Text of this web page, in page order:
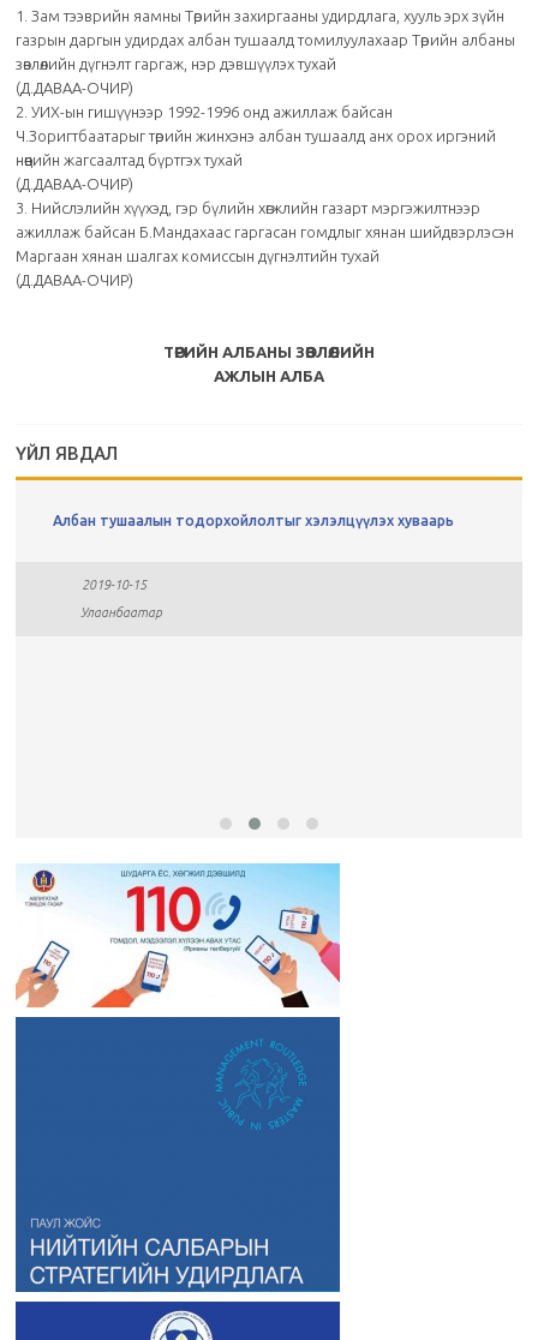
1. Зам тээврийн яамны Төрийн захиргааны удирдлага, хууль эрх зүйн
газрын даргын удирдах албан тушаалд томилуулахаар Төрийн албаны
зөвлөлийн дүгнэлт гаргаж, нэр дэвшүүлэх тухай
(Д.ДАВАА-ОЧИР)
2. УИХ-ын гишүүнээр 1992-1996 онд ажиллаж байсан
Ч.Зоригтбаатарыг төрийн жинхэнэ албан тушаалд анх орох иргэний
нөөцийн жагсаалтад бүртгэх тухай
(Д.ДАВАА-ОЧИР)
3. Нийслэлийн хүүхэд, гэр бүлийн хөгжлийн газарт мэргэжилтнээр
ажиллаж байсан Б.Мандахаас гаргасан гомдлыг хянан шийдвэрлэсэн
Маргаан хянан шалгах комиссын дүгнэлтийн тухай
(Д.ДАВАА-ОЧИР)
ТӨРИЙН АЛБАНЫ ЗӨВЛӨЛИЙН
АЖЛЫН АЛБА
ҮЙЛ ЯВДАЛ
Албан тушаалын тодорхойлолтыг хэлэлцүүлэх хуваарь
2019-10-15
Улаанбаатар